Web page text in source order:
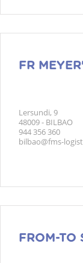
FR
Lersundi, 9
48009 - BILBAO
944 356 360
bilbao@fms-
FROM-TO